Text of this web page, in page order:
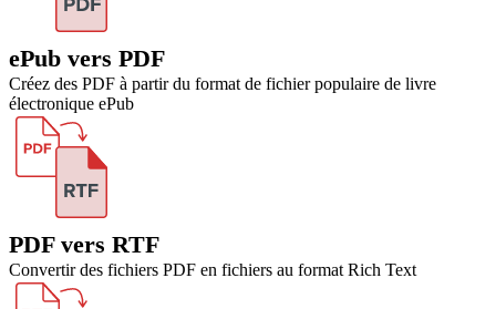
ePub vers PDF
Créez des PDF à partir du format de fichier populaire de livre
électronique ePub
PDF vers RTF
Convertir des fichiers PDF en fichiers au format Rich Text